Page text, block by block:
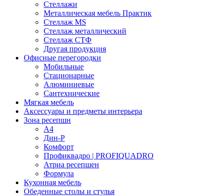
Стеллажи
Металлическая мебель Практик
Стеллаж MS
Стеллаж металлический
Стеллаж СТФ
Другая продукция
Офисные перегородки
Мобильные
Стационарные
Алюминиевые
Сантехнические
Мягкая мебель
Аксессуары и предметы интерьера
Зона ресепшн
А4
Дин-Р
Комфорт
Профиквадро | PROFIQUADRO
Атриа ресепшен
Формула
Кухонная мебель
Обеденные столы и стулья